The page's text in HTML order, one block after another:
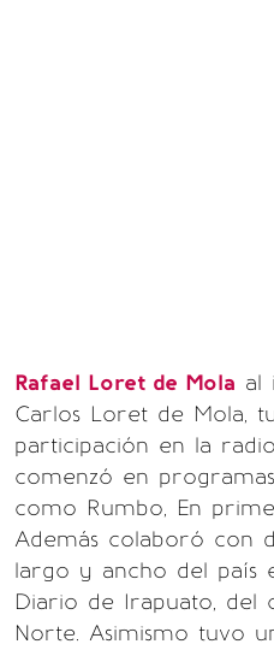
Rafael Loret de Mola al
Carlos Loret de Mola,
participación en la
comenzó en
como Rumbo, En
Además colaboró con
largo y ancho del país
Diario de Irapuato, del
Norte. Asimismo tuvo